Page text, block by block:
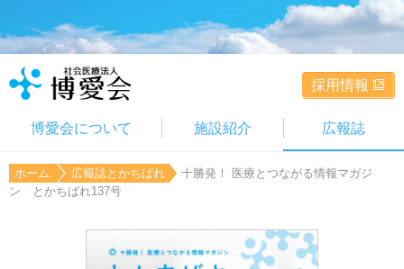
採用情報
博愛会について 施設紹介 広報誌
ホーム 広報誌とかちばれ
十勝発！ 医療とつながる情報マガジ
ン とかちばれ137号